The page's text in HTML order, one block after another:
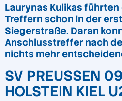
Laurynas Kulikas führten
Treffern schon in der
Siegerstraße. Daran
Anschlusstreffer nach
nichts mehr
SV PREUSSEN 09
OLSTEIN KIEL